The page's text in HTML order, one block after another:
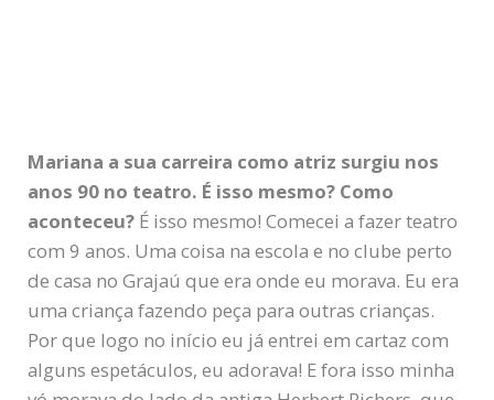
Mariana a sua carreira como atriz surgiu nos
anos 90 no teatro. É isso mesmo? Como
aconteceu? É isso mesmo! Comecei a fazer teatro
com 9 anos. Uma coisa na escola e no clube perto
de casa no Grajaú que era onde eu morava. Eu era
uma criança fazendo peça para outras crianças.
Por que logo no início eu já entrei em cartaz com
alguns espetáculos, eu adorava! E fora isso minha